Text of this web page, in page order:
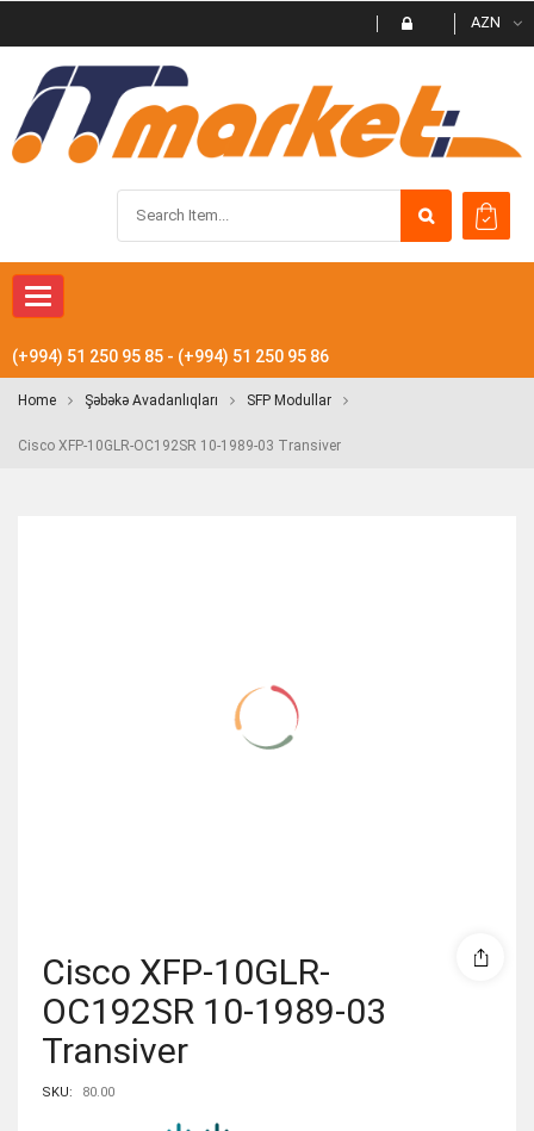
AZN
Toggle navigation
(+994) 51 250 95 85 - (+994) 51 250 95 86
Home Şəbəkə Avadanlıqları SFP Modullar
Cisco XFP-10GLR-OC192SR 10-1989-03 Transiver
Cisco XFP-10GLR-
OC192SR 10-1989-03
Transiver
SKU: 80.00